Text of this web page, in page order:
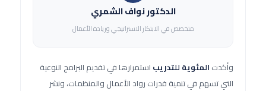
الدكتور نواف الشمري
متخصص في الابتكار الاستراتيجي وريادة الأعمال
وأكدت المئوية للتدريب استمرارها في تقديم البرامج النوعية
التي تسهم في تنمية قدرات رواد الأعمال والمنظمات، ونشر